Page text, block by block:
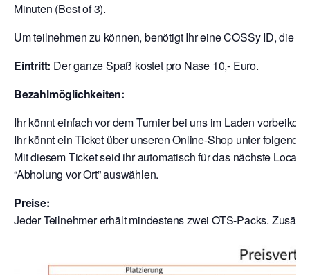
Minuten (Best of 3).
Um teilnehmen zu können, benötigt Ihr eine COSSy ID, die
Eintritt: Der ganze Spaß kostet pro Nase 10,- Euro.
Bezahlmöglichkeiten:
Ihr könnt einfach vor dem Turnier bei uns im Laden
Ihr könnt ein Ticket über unseren Online-Shop unter
Mit diesem Ticket seid ihr automatisch für das nächste Local
“Abholung vor Ort” auswählen.
Preise:
Jeder Teilnehmer erhält mindestens zwei OTS-Packs.